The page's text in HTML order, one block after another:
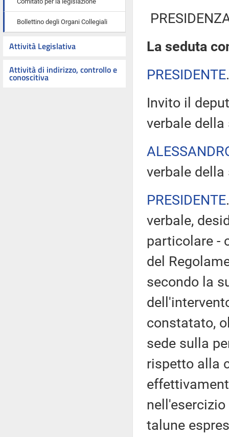
Bollettino degli Organi Collegiali
Attività Legislativa
Attività di indirizzo, controllo e
conoscitiva
La seduta
PRESIDENTE
Invito il
verbale della
verbale
PRESIDENTE
verbale,
particolare -
del
secondo la
constatato,
sede sulla
rispetto alla
talune